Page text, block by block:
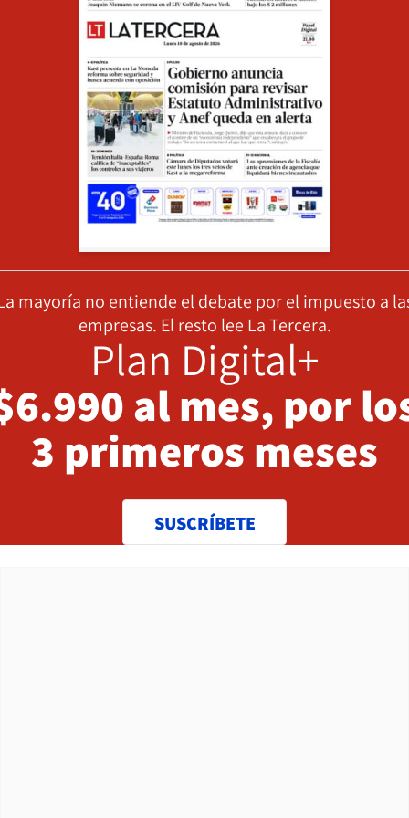
mayoría no entiende el debate por el impuesto a
empresas. El resto lee La Tercera.
Plan Digital+
al mes, por
3 primeros meses
SUSCRÍBETE